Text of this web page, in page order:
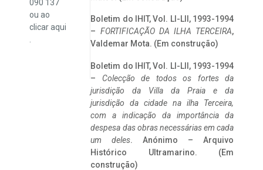
090 137
ou ao
clicaraqui
Boletim do IHIT, Vol. LI-LII, 1993-1994
– FORTIFICAÇÃO DA ILHA TERCEIRA,
Valdemar Mota. (Em construção)
Boletim do IHIT, Vol. LI-LII, 1993-1994
– Colecção de todos os fortes da
jurisdição da Villa da Praia e da
jurisdição da cidade na ilha Terceira,
com a indicação da importância da
despesa das obras necessárias em cada
um deles. Anónimo – Arquivo
Histórico Ultramarino. (Em
construção)